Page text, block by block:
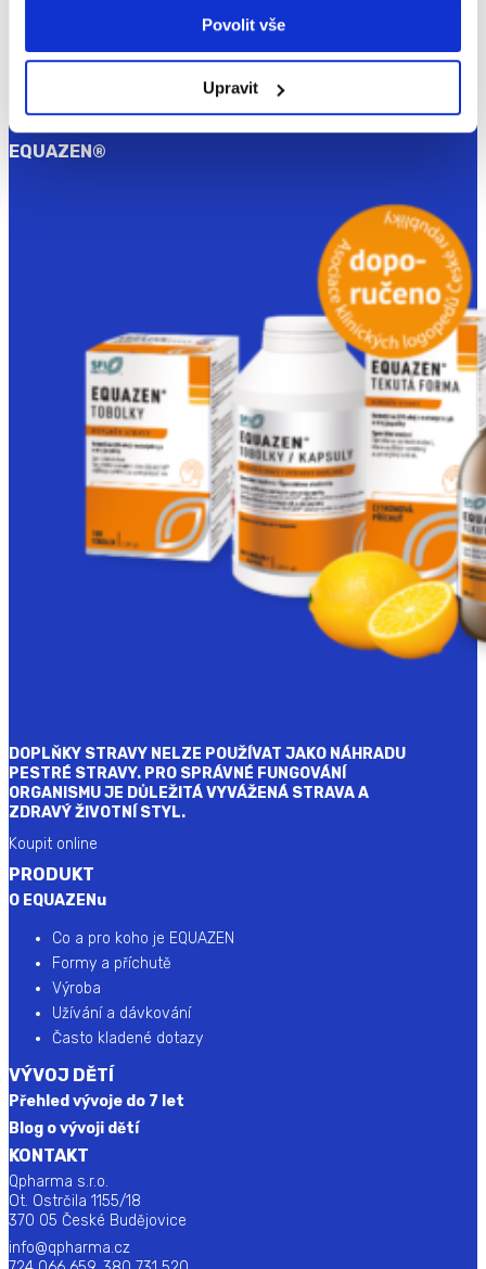
Povolit vše
Upravit
EQUAZEN®
DOPLŇKY STRAVY NELZE POUŽÍVAT JAKO NÁHRADU
PESTRÉ STRAVY. PRO SPRÁVNÉ FUNGOVÁNÍ
ORGANISMU JE DŮLEŽITÁ VYVÁŽENÁ STRAVA A
ZDRAVÝ ŽIVOTNÍ STYL.
Koupit online
PRODUKT
O EQUAZENu
Co a pro koho je EQUAZEN
Formy a příchutě
Výroba
Užívání a dávkování
Často kladené dotazy
VÝVOJ DĚTÍ
Přehled vývoje do 7 let
Blog o vývoji dětí
KONTAKT
Qpharma s.r.o.
Ot. Ostrčila 1155/18
370 05 České Budějovice
info@qpharma.cz